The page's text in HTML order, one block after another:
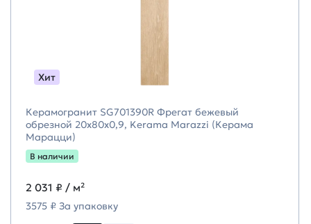
Хит
Керамогранит SG701390R Фрегат бежевый
обрезной 20x80x0,9, Kerama Marazzi (Керама
Марацци)
В наличии
2 031 ₽ / м²
3575 ₽ За упаковку